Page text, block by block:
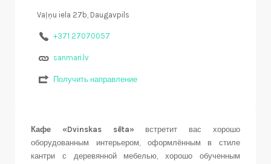
Vaļņu iela 27b, Daugavpils
+371 27070057
sanmari.lv
Получить направление
Кафе «Dvinskas sēta»встретит вас хорошо
оборудованным интерьером, оформлённым в стиле
кантри с деревянной мебелью, хорошо обученным